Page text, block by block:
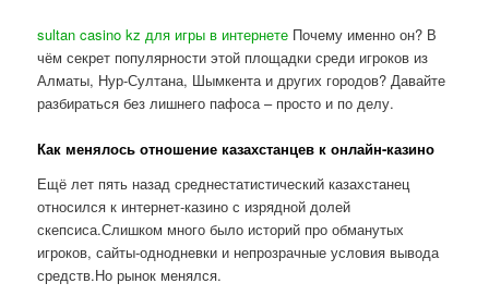
sultan casino kz для игры в интернете Почему именно он? В
чём секрет популярности этой площадки среди игроков из
Алматы, Нур-Султана, Шымкента и других городов? Давайте
разбираться без лишнего пафоса – просто и по делу.
Как менялось отношение казахстанцев к онлайн-казино
Ещё лет пять назад среднестатистический казахстанец
относился к интернет-казино с изрядной долей
скепсиса.Слишком много было историй про обманутых
игроков, сайты-однодневки и непрозрачные условия вывода
средств.Но рынок менялся.